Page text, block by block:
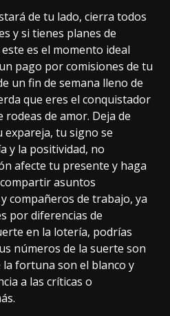
de tu lado, cierra todos
y si tienes planes de
es el momento ideal
pago por comisiones de tu
un fin de semana lleno de
que eres el conquistador
de amor. Deja de
expareja, tu signo se
y la positividad, no
afecte tu presente y haga
asuntos
compañeros de trabajo, ya
por diferencias de
en la lotería, podrías
números de la suerte son
la fortuna son el blanco y
a las críticas o